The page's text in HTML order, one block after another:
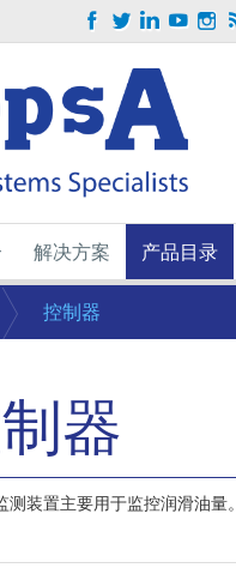
解决方案 产品目录
控制器
器
测装置主要用于监控润滑油量